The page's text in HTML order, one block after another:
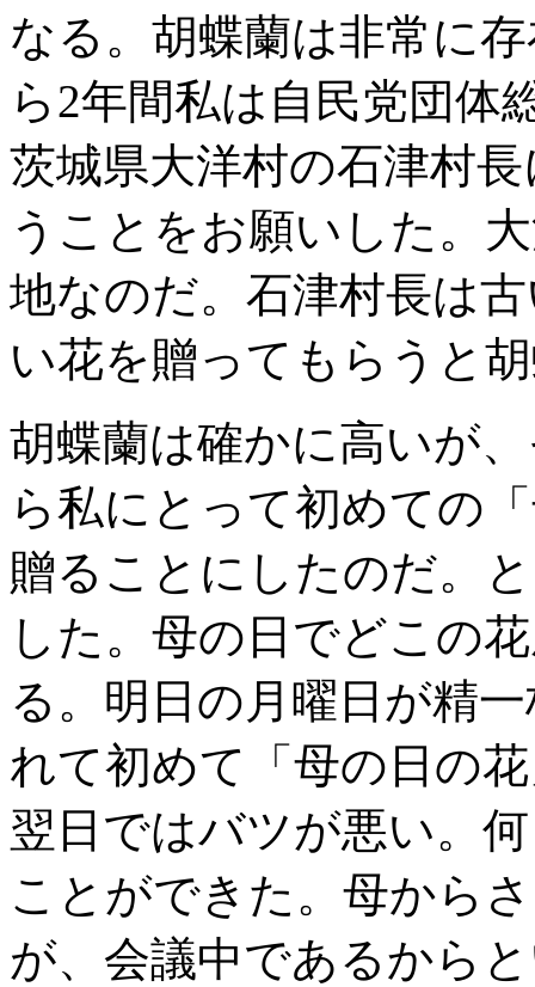
なる。胡蝶蘭は非常に
ら2年間私は自民党団体
茨城県大洋村の石津村
うことをお願いした。
地なのだ。石津村長は
い花を贈ってもらうと
胡蝶蘭は確かに高いが
ら私にとって初めての
贈ることにしたのだ。
した。母の日でどこの
る。明日の月曜日が精
れて初めて「母の日の
翌日ではバツが悪い。
ことができた。母から
が、会議中であるから